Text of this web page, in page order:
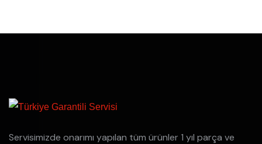
Servisimizde onarımı yapılan tüm ürünler 1 yıl parça ve